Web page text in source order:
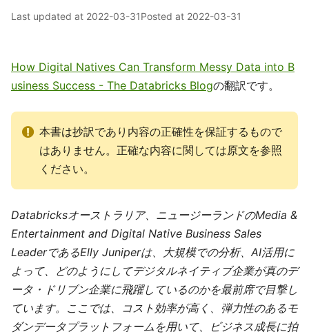
Last updated at 2022-03-31Posted at 2022-03-31
How Digital Natives Can Transform Messy Data into B
usiness Success - The Databricks Blogの翻訳です。
本書は抄訳であり内容の正確性を保証するもので
はありません。正確な内容に関しては原文を参照
ください。
Databricksオーストラリア、ニュージーランドのMedia &
Entertainment and Digital Native Business Sales
LeaderであるElly Juniperは、大規模での分析、AI活用に
よって、どのようにしてデジタルネイティブ企業が真のデ
ータ・ドリブン企業に飛躍しているのかを最前席で目撃し
ています。ここでは、コスト効率が高く、弾力性のあるモ
ダンデータプラットフォームを用いて、ビジネス成長に拍